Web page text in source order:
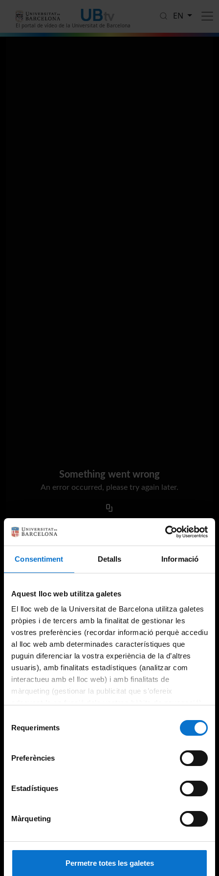
Consentiment Detalls Informació
Aquest lloc web utilitza galetes
El lloc web de la Universitat de Barcelona utilitza galetes
pròpies i de tercers amb la finalitat de gestionar les
vostres preferències (recordar informació perquè accediu
al lloc web amb determinades característiques que
puguin diferenciar la vostra experiència de la d’altres
usuaris), amb finalitats estadístiques (analitzar com
interactueu amb el lloc web) i amb finalitats de
màrqueting (gestionar la publicitat que s’ofereix
consultar laPolítica de galetes del lloc web de la
Requeriments
Preferències
Estadístiques
Màrqueting
Permetre totes les galetes
El portal de vídeo de la Universitat de Barcelona
EN
Something went wrong
An error occurred, please try again later.